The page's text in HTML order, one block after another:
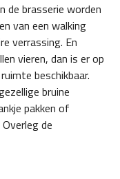
de brasserie worden
van een walking
verrassing. En
vieren, dan is er op
beschikbaar.
bruine
pakken of
de